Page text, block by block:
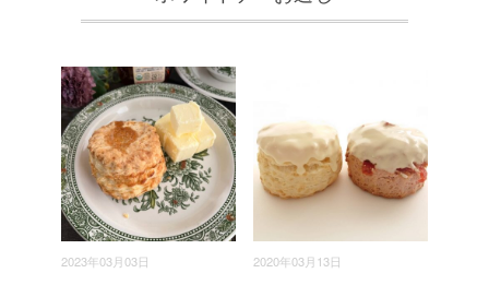
2023年03月03日 2020年03月13日